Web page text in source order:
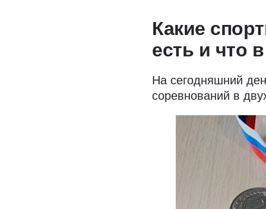
Какие
есть и что
На сегодняшний
соревнований в